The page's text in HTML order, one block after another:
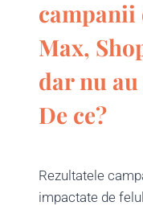
campanii
Max,
dar nu
De ce?
Rezultatele
impactate de